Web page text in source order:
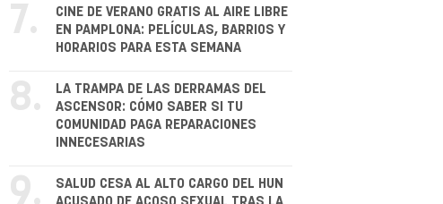
7.
CINE DE VERANO GRATIS AL AIRE LIBRE
EN PAMPLONA: PELÍCULAS, BARRIOS Y
HORARIOS PARA ESTA SEMANA
8.
LA TRAMPA DE LAS DERRAMAS DEL
ASCENSOR: CÓMO SABER SI TU
COMUNIDAD PAGA REPARACIONES
INNECESARIAS
9.
SALUD CESA AL ALTO CARGO DEL HUN